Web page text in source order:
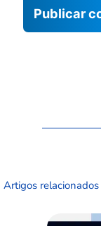
Artigos relacionados